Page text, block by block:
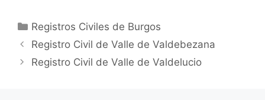
Categorías
Registros Civiles de Burgos
Registro Civil de Valle de Valdebezana
Registro Civil de Valle de Valdelucio